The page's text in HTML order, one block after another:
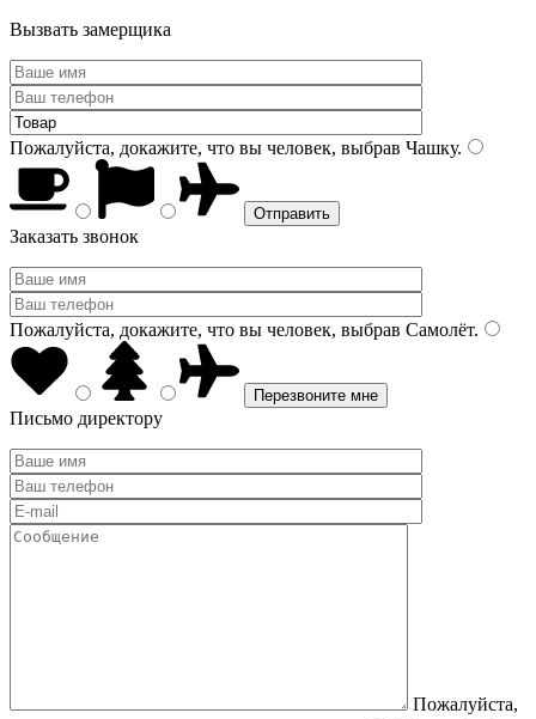
Вызвать замерщика
Пожалуйста, докажите, что вы человек, выбрав Чашку.
Заказать звонок
Пожалуйста, докажите, что вы человек, выбрав Самолёт.
Письмо директору
Пожалуйста,